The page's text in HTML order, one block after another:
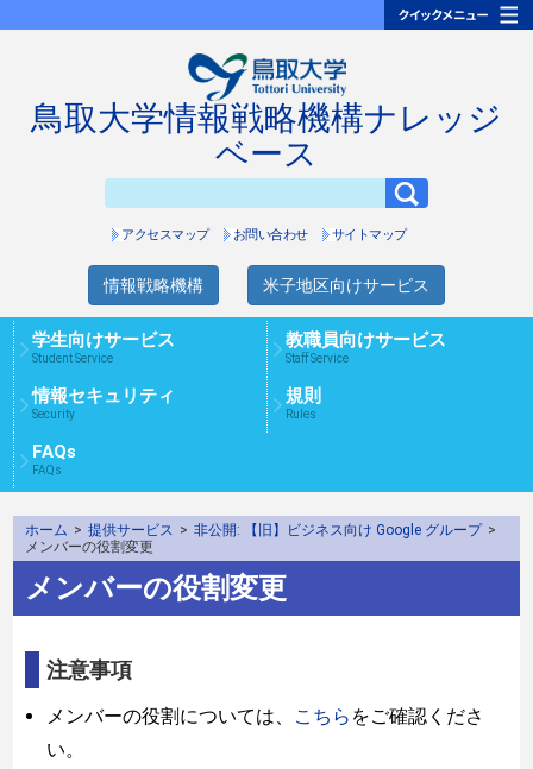
鳥取大学情報戦略機構ナレッジ
ベース
アクセスマップ お問い合わせ サイトマップ
情報戦略機構 米子地区向けサービス
学生向けサービス
Student Service
教職員向けサービス
Staff Service
情報セキュリティ
Security
規則
Rules
FAQs
FAQs
ホーム > 提供サービス > 非公開: 【旧】ビジネス向け Google グループ >
メンバーの役割変更
メンバーの役割変更
注意事項
メンバーの役割については、 こちら をご確認くださ
い。